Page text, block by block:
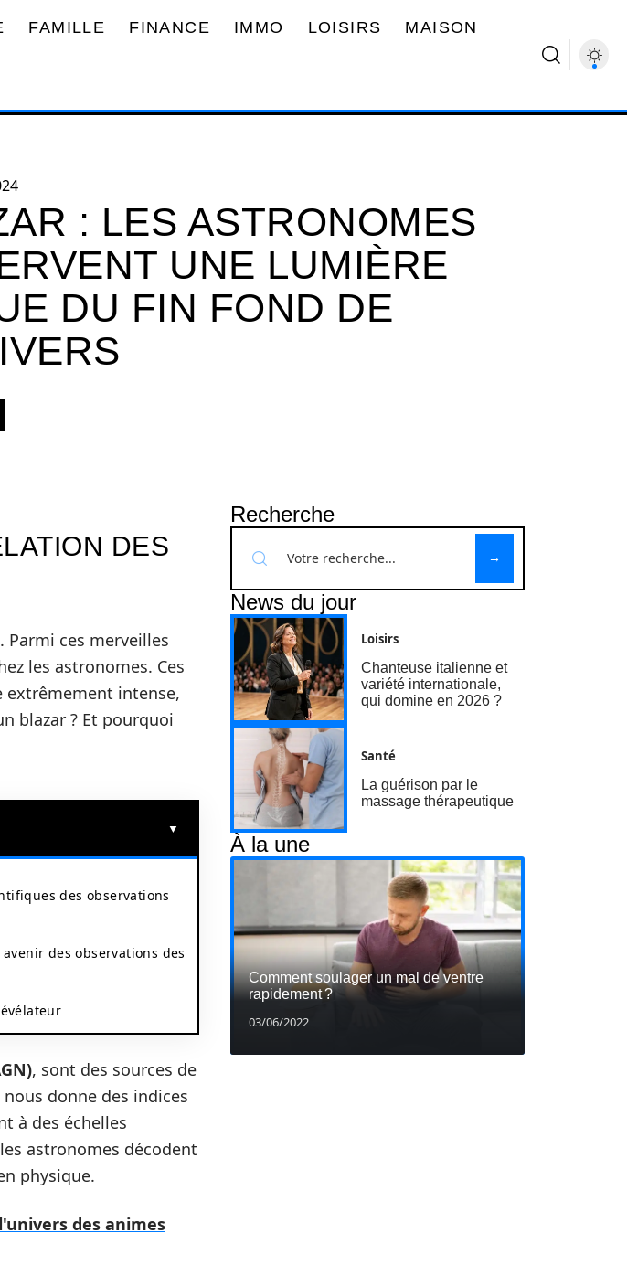
FAMILLE FINANCE IMMO LOISIRS MAISON
: LES ASTRONOMES
UNE LUMIÈRE
DU FIN FOND DE
DES
Parmi ces merveilles
les astronomes. Ces
extrêmement intense,
blazar ? Et pourquoi
des observations
des observations des
, sont des sources de
donne des indices
à des échelles
astronomes décodent
physique.
des animes
Recherche
News du jour
Loisirs
Chanteuse italienne et
variété internationale,
qui domine en 2026 ?
Santé
La guérison par le
massage thérapeutique
À la une
Comment soulager un mal de ventre
rapidement ?
03/06/2022